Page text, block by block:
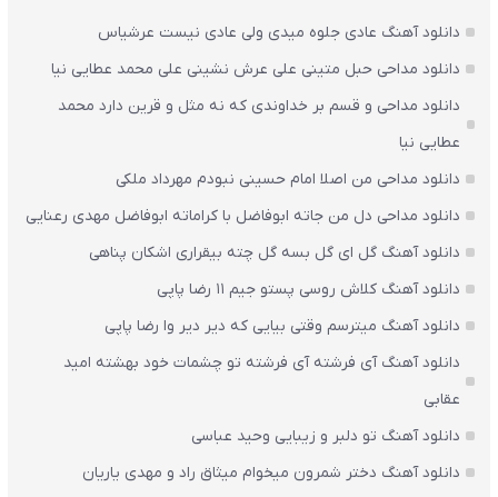
دانلود آهنگ عادی جلوه میدی ولی عادی نیست عرشیاس
دانلود مداحی حبل متینی علی عرش نشینی علی محمد عطایی نیا
دانلود مداحی و قسم بر خداوندی که نه مثل و قرین دارد محمد
عطایی نیا
دانلود مداحی من اصلا امام حسینی نبودم مهرداد ملکی
دانلود مداحی دل من جاته ابوفاضل با کراماته ابوفاضل مهدی رعنایی
دانلود آهنگ گل ای گل بسه گل چته بیقراری اشکان پناهی
دانلود آهنگ کلاش روسی پستو جیم ۱۱ رضا پاپی
دانلود آهنگ میترسم وقتی بیایی که دیر دیر وا رضا پاپی
دانلود آهنگ آی فرشته آی فرشته تو چشمات خود بهشته امید
عقابی
دانلود آهنگ تو دلبر و زیبایی وحید عباسی
دانلود آهنگ دختر شمرون میخوام میثاق راد و مهدی یاریان